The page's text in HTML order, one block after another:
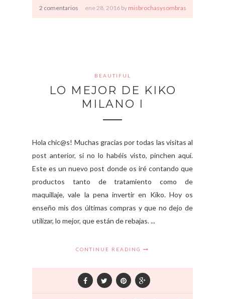
2 comentarios ene28, 2016 by misbrochasysombras
BEAUTIFUL
LO MEJOR DE KIKO
MILANO I
Hola chic@s! Muchas gracias por todas las visitas al
post anterior, si no lo habéis visto, pinchen aquí.
Este es un nuevo post donde os iré contando que
productos tanto de tratamiento como de
maquillaje, vale la pena invertir en Kiko. Hoy os
enseño mis dos últimas compras y que no dejo de
utilizar, lo mejor, que están de rebajas. ...
CONTINUE READING